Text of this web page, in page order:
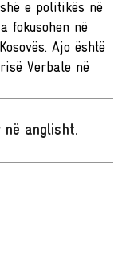
e politikës në
fokusohen në
Ajo është
Verbale në
anglisht.